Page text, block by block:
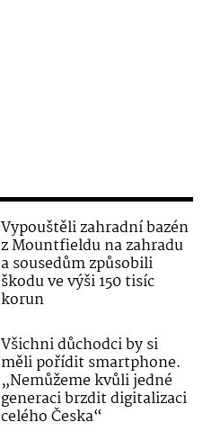
Vypouštěli zahradní bazén
z Mountfieldu na zahradu
a sousedům způsobili
škodu ve výši 150 tisíc
korun
Všichni důchodci by si
měli pořídit smartphone.
„Nemůžeme kvůli jedné
generaci brzdit digitalizaci
celého Česka“